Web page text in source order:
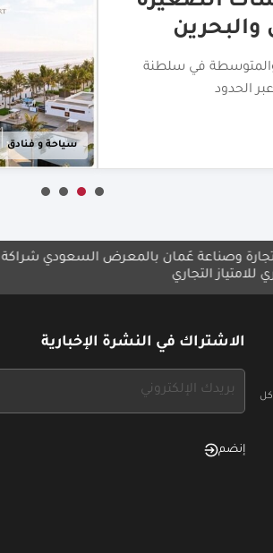
خدمات الأعمال
خلال
أنانتارا
بالمعرض السعودي شراكة توقع اتفاقية
كل
الاشتراك في النشرة الإخبارية
this,
إنضم